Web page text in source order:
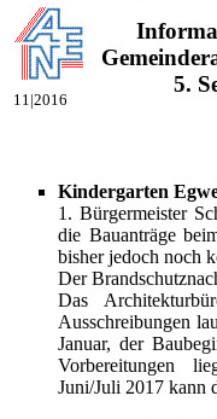
11|2016
5.
Kindergarten
1. Bürgermeister
die Bauanträge
bisher jedoch noch
Der
Das
Ausschreibungen
Januar, der
Vorbereitungen
Juni/Juli 2017 kann